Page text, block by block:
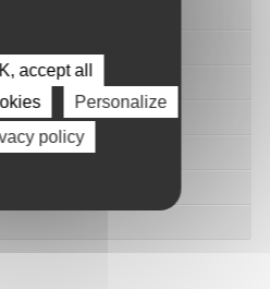
accept all
Personalize
policy